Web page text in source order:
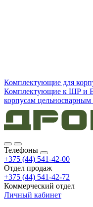
Комплектующие для
Комплектующие к ШР и
корпусам
Телефоны
+375 (44) 541-42-00
Отдел продаж
+375 (44) 541-42-72
Коммерческий отдел
Личный кабинет